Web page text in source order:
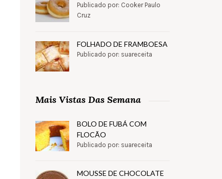
Publicado por: Cooker Paulo
Cruz
FOLHADO DE FRAMBOESA
Publicado por: suareceita
Mais Vistas Das Semana
BOLO DE FUBÁ COM
FLOCÃO
Publicado por: suareceita
MOUSSE DE CHOCOLATE